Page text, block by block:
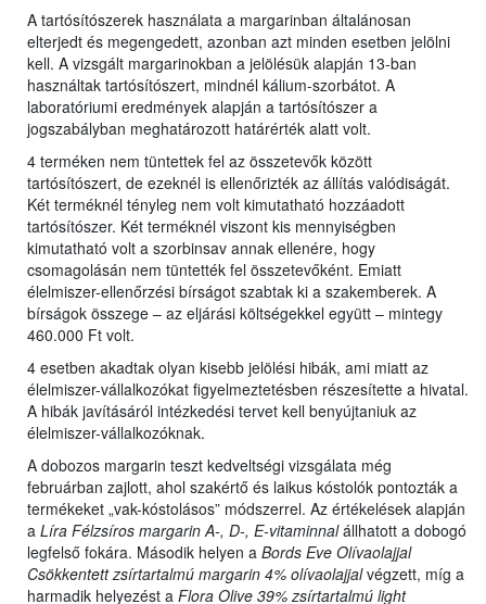
A tartósítószerek használata a margarinban általánosan
elterjedt és megengedett, azonban azt minden esetben jelölni
kell. A vizsgált margarinokban a jelölésük alapján 13-ban
használtak tartósítószert, mindnél kálium-szorbátot. A
laboratóriumi eredmények alapján a tartósítószer a
jogszabályban meghatározott határérték alatt volt.
4 terméken nem tüntettek fel az összetevők között
tartósítószert, de ezeknél is ellenőrizték az állítás valódiságát.
Két terméknél tényleg nem volt kimutatható hozzáadott
tartósítószer. Két terméknél viszont kis mennyiségben
kimutatható volt a szorbinsav annak ellenére, hogy
csomagolásán nem tüntették fel összetevőként. Emiatt
élelmiszer-ellenőrzési bírságot szabtak ki a szakemberek. A
bírságok összege – az eljárási költségekkel együtt – mintegy
460.000 Ft volt.
4 esetben akadtak olyan kisebb jelölési hibák, ami miatt az
élelmiszer-vállalkozókat figyelmeztetésben részesítette a hivatal.
A hibák javításáról intézkedési tervet kell benyújtaniuk az
élelmiszer-vállalkozóknak.
A dobozos margarin teszt kedveltségi vizsgálata még
februárban zajlott, ahol szakértő és laikus kóstolók pontozták a
termékeket „vak-kóstolásos” módszerrel. Az értékelések alapján
a Líra Félzsíros margarin A-, D-, E-vitaminnalállhatott a dobogó
legfelső fokára. Második helyen a Bords Eve Olívaolajjal
Csökkentett zsírtartalmú margarin 4% olívaolajjalvégzett, míg a
harmadik helyezést a Flora Olive 39% zsírtartalmú light